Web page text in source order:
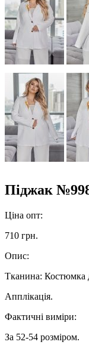
Піджак
Ціна опт:
710 грн.
Опис:
Тканина: Костюмка
Апплікація.
Фактичні виміри:
За 52-54 розміром.